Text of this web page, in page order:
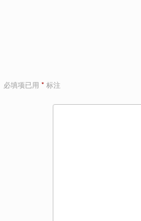
必填项已用 * 标注